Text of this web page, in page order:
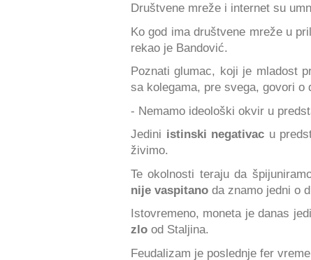
Društvene mreže i internet su
Ko god ima društvene mreže u
rekao je Bandović.
Poznati glumac, koji je mladost
sa kolegama, pre svega, govori o
- Nemamo ideološki okvir u
Jedini istinski negativac u
živimo.
Te okolnosti teraju da
nije vaspitano da znamo jedni o
Istovremeno, moneta je danas
zlo od Staljina.
Feudalizam je poslednje fer